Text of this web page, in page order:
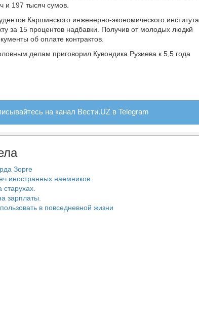
и 197 тысяч сумов.
Каршинского инженерно-экономического института
за 15 процентов надбавки. Получив от молодых людкй
об оплате контрактов.
делам приговорил Кувондика Рузиева к 5,5 года
на канал Вести.UZ в Telegram
Зорге
иностранных наемников.
зарплаты.
в повседневной жизни